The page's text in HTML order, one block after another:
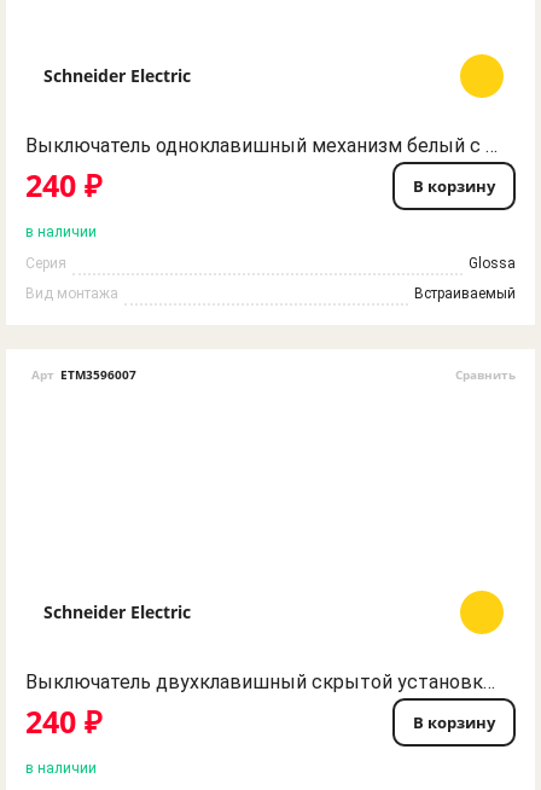
Schneider Electric
Выключатель одноклавишный механизм белый с подсветкой Glossa Schneider Electric
240 ₽ В корзину
в наличии
Серия
Glossa
Вид монтажа
Встраиваемый
Арт ETM3596007 Сравнить
Schneider Electric
Выключатель двухклавишный скрытой установки белый BLNVS010501 BLANCA Schneider Electric
240 ₽ В корзину
в наличии